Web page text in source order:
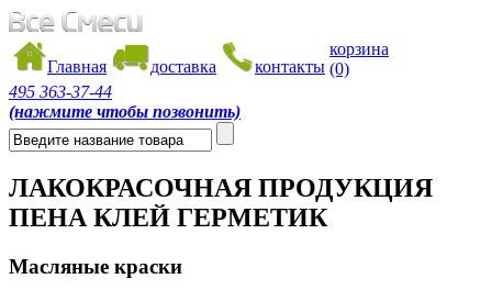
Главная доставка контакты
корзина
(0)
495 363-37-44
(нажмите чтобы позвонить)
ЛАКОКРАСОЧНАЯ ПРОДУКЦИЯ
ПЕНА КЛЕЙ ГЕРМЕТИК
Масляные краски